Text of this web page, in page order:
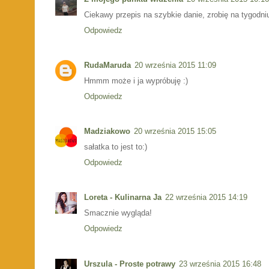
Ciekawy przepis na szybkie danie, zrobię na
Odpowiedz
RudaMaruda 20 września 2015 11:09
Hmmm może i ja wypróbuję :)
Odpowiedz
Madziakowo 20 września 2015 15:05
sałatka to jest to:)
Odpowiedz
Loreta - Kulinarna Ja 22 września 2015 14:19
Smacznie wygląda!
Odpowiedz
Urszula - Proste potrawy 23 września 2015 16:48